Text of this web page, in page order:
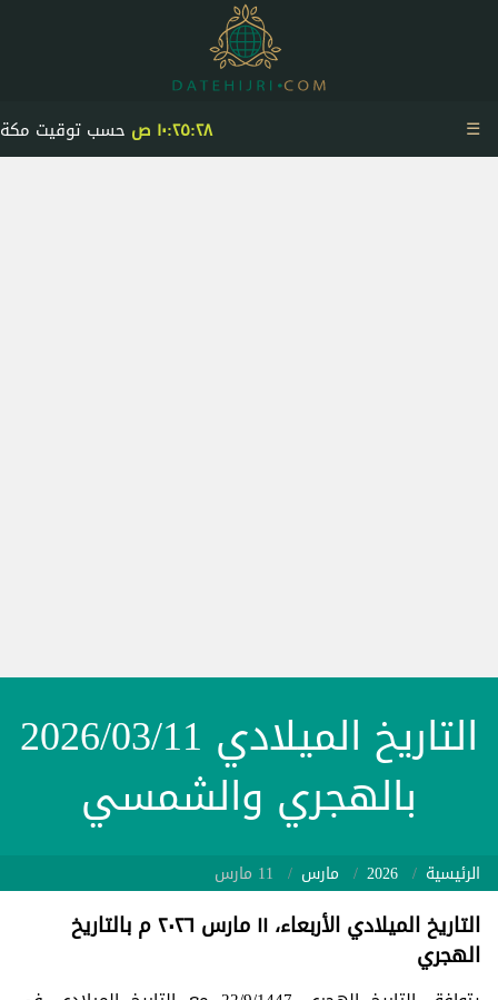
١٠:٢٥:٢٨ ص حسب توقيت مكة ☰
التاريخ الميلادي 2026/03/11
بالهجري والشمسي
الرئيسية 2026 مارس 11 مارس
التاريخ الميلادي الأربعاء، ١١ مارس ٢٠٢٦ م بالتاريخ
الهجري